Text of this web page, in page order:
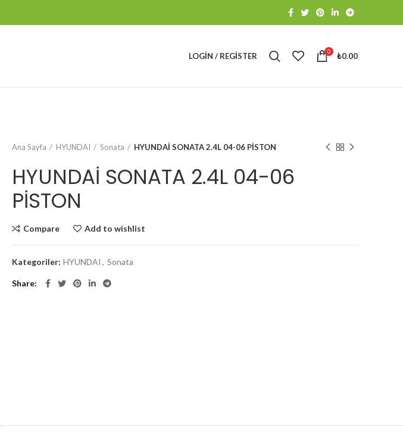
LOGIN / REGISTER 0 ₺0.00
Ana Sayfa HYUNDAI Sonata HYUNDAİ SONATA 2.4L 04-06 PİSTON
HYUNDAİ SONATA 2.4L 04-06
PİSTON
Compare Add to wishlist
Kategoriler: HYUNDAI , Sonata
Share